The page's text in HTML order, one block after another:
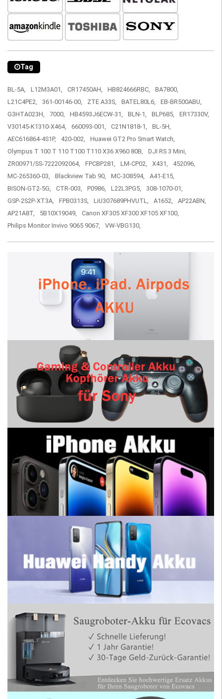
Tag
BL-5A, L12M3A01, CR17450AH, HB824666RBC,
BA7800,
L21C4PE2,
361-00146-00, ZTE A33S, BATEL80L6,
EB-BR500ABU,
G3HTA023H,
7000, HB4593J6ECW-31, BLN-1, BLP685,
ER17330V,
V30145-K1310-X464,
660093-001, C21N1818-1,
BL-5H,
AEC616864-4S1P,
420-002,
Huawei GT2 Pro Smart Watch,
Olympus T 100 T 110 T100 T110 X36 X960 80B,
DJI RS 3 Mini,
ZR00971/SS-7222092064,
FPCBP281, LM-CP02, X431,
452096,
MC-265360-03,
Blackview Tab 90, MC-308594,
A41-E15,
BISON-GT2-5G,
CTR-003, P0986, L22L3PG5,
308-1070-01,
GSP-2S2P-XT3A,
FPB0313S, LiU307689PHVUTL, A1652,
AP22ABN,
AP21A8T,
5B10X19049,
Canon XF305 XF300 XF105 XF100,
Philips Monitor Invivo 9065 9067,
VW-VBG130,